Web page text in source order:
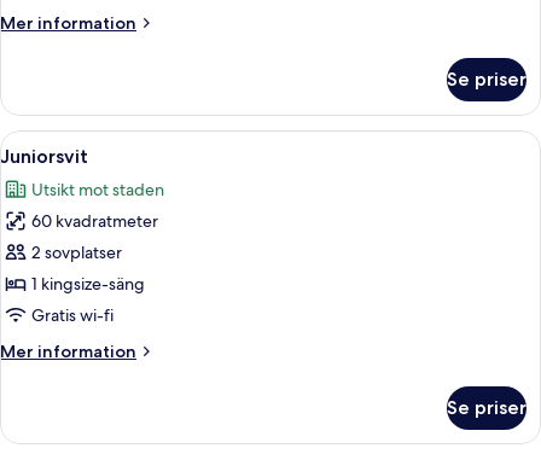
Mer information
Mer
rum
Se priser
Öppna
alla
foton
för
Juniorsvit
Ett modernt vardagsrum med en
6
Juniorsvit
Utsikt mot staden
60 kvadratmeter
2 sovplatser
1 kingsize-säng
Gratis wi-fi
Mer information
Mer
Se priser